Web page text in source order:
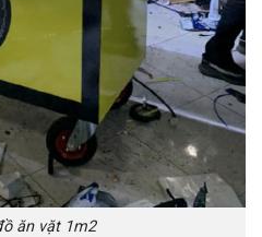
ăn vặt 1m2